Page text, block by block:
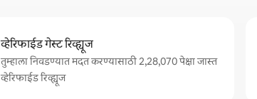
व्हेरिफाईड गेस्ट रिव्ह्यूज
तुम्हाला निवडण्यात मदत करण्यासाठी 2,28,070 पेक्षा जास्त
व्हेरिफाईड रिव्ह्यूज